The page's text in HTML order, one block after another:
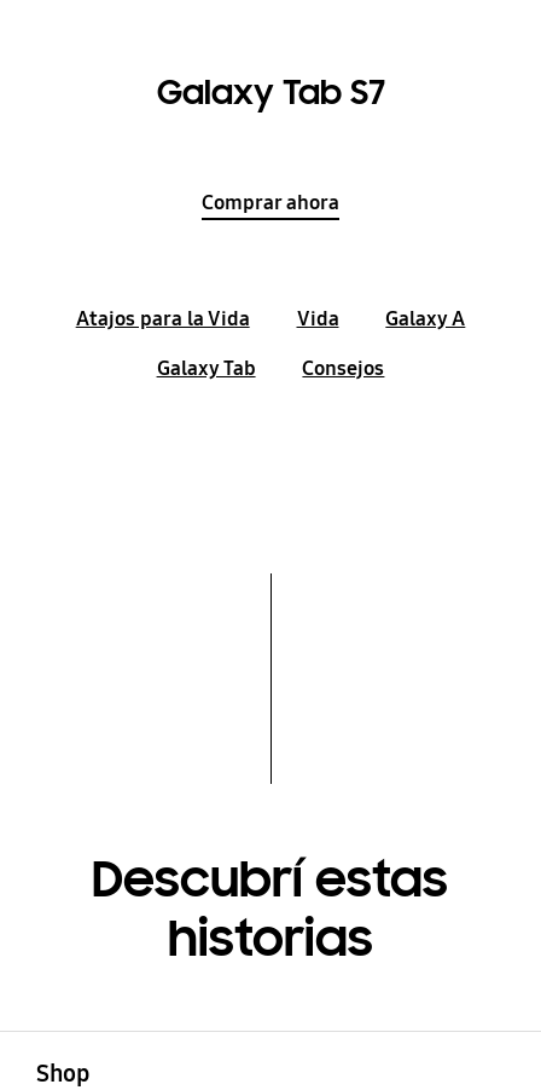
Galaxy Tab S7
Comprar ahora
Atajos para la Vida Vida
Galaxy A
Galaxy Tab
Consejos
Descubrí estas
historias
Shop